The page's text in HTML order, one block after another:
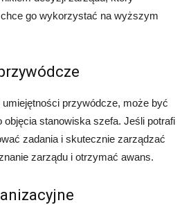
chce go wykorzystać na wyższym
przywódcze, może być
objęcia stanowiska szefa. Jeśli potrafi
zadania i skutecznie zarządzać
zarządu i otrzymać awans.